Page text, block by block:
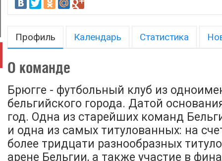
Профиль Календарь Статистика
О команде
Брюгге - футбольный клуб из
бельгийского города. Датой
год. Одна из старейших команд
и одна из самых титулованных: на
более тридцати разнообразных
арене Бельгии, а также участие в